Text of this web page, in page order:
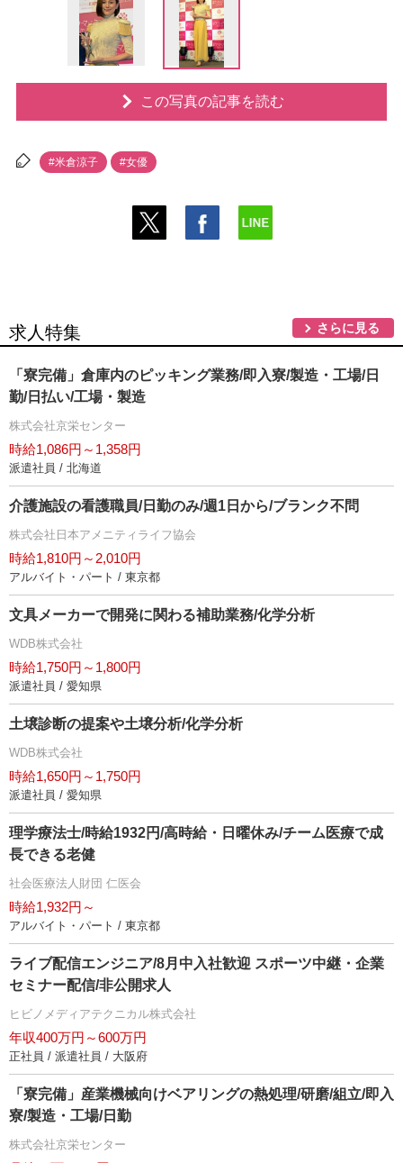
この写真の記事を読む
#米倉涼子 #女優
求人特集 さらに見る
「寮完備」倉庫内のピッキング業務/即入寮/製造・工場/日
勤/日払い/工場・製造
株式会社京栄センター
時給1,086円～1,358円
派遣社員 / 北海道
介護施設の看護職員/日勤のみ/週1日から/ブランク不問
株式会社日本アメニティライフ協会
時給1,810円～2,010円
アルバイト・パート / 東京都
文具メーカーで開発に関わる補助業務/化学分析
WDB株式会社
時給1,750円～1,800円
派遣社員 / 愛知県
土壌診断の提案や土壌分析/化学分析
WDB株式会社
時給1,650円～1,750円
派遣社員 / 愛知県
理学療法士/時給1932円/高時給・日曜休み/チーム医療で成
長できる老健
社会医療法人財団 仁医会
時給1,932円～
アルバイト・パート / 東京都
ライブ配信エンジニア/8月中入社歓迎 スポーツ中継・企業
セミナー配信/非公開求人
ヒビノメディアテクニカル株式会社
年収400万円～600万円
正社員 / 派遣社員 / 大阪府
「寮完備」産業機械向けベアリングの熱処理/研磨/組立/即入
寮/製造・工場/日勤
株式会社京栄センター